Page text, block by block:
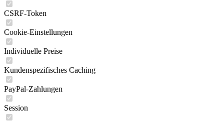
CSRF-Token
Cookie-Einstellungen
Individuelle Preise
Kundenspezifisches Caching
PayPal-Zahlungen
Session